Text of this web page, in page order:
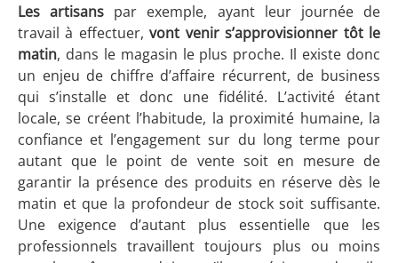
Les artisans par exemple, ayant leur journée de
travail à effectuer, vont venir s’approvisionner tôt le
matin, dans le magasin le plus proche. Il existe donc
un enjeu de chiffre d’affaire récurrent, de business
qui s’installe et donc une fidélité. L’activité étant
locale, se créent l’habitude, la proximité humaine, la
confiance et l’engagement sur du long terme pour
autant que le point de vente soit en mesure de
garantir la présence des produits en réserve dès le
matin et que la profondeur de stock soit suffisante.
Une exigence d’autant plus essentielle que les
professionnels travaillent toujours plus ou moins